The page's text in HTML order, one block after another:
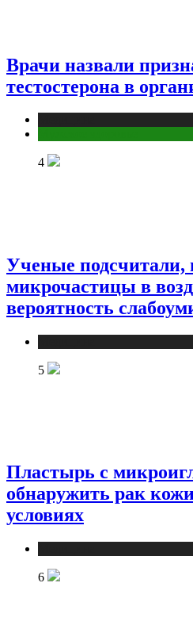
Врачи назвали
тестостерона в
4
Ученые подсчитали,
микрочастицы в
вероятность
5
Пластырь с
обнаружить рак
условиях
6